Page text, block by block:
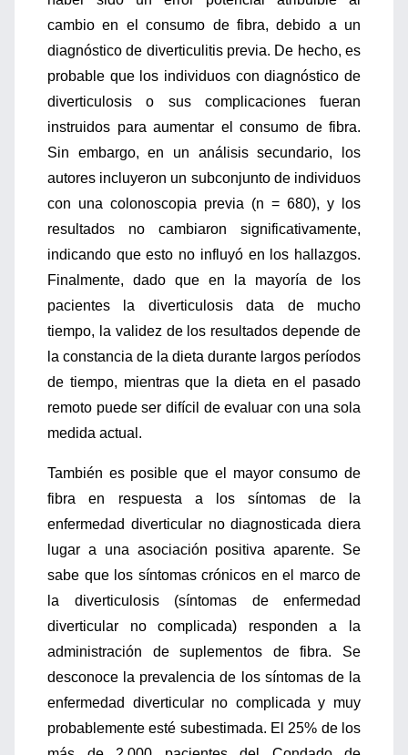
cambio en el consumo de fibra, debido a un
diagnóstico de diverticulitis previa. De hecho, es
probable que los individuos con diagnóstico de
diverticulosis o sus complicaciones fueran
instruidos para aumentar el consumo de fibra.
Sin embargo, en un análisis secundario, los
autores incluyeron un subconjunto de individuos
con una colonoscopia previa (n = 680), y los
resultados no cambiaron significativamente,
indicando que esto no influyó en los hallazgos.
Finalmente, dado que en la mayoría de los
pacientes la diverticulosis data de mucho
tiempo, la validez de los resultados depende de
la constancia de la dieta durante largos períodos
de tiempo, mientras que la dieta en el pasado
remoto puede ser difícil de evaluar con una sola
medida actual.
También es posible que el mayor consumo de
fibra en respuesta a los síntomas de la
enfermedad diverticular no diagnosticada diera
lugar a una asociación positiva aparente. Se
sabe que los síntomas crónicos en el marco de
la diverticulosis (síntomas de enfermedad
diverticular no complicada) responden a la
administración de suplementos de fibra. Se
desconoce la prevalencia de los síntomas de la
enfermedad diverticular no complicada y muy
probablemente esté subestimada. El 25% de los